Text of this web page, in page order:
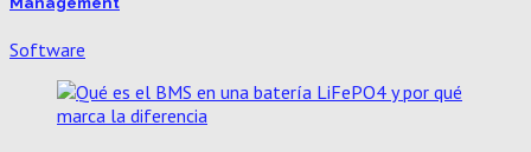
Software